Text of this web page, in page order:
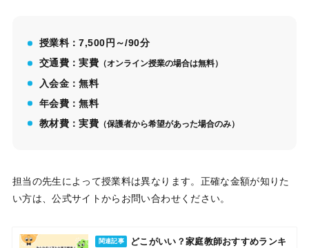
授業料：7,500円～/90分
交通費：実費 （オンライン授業の場合は無料）
入会金：無料
年会費：無料
教材費：実費 （保護者から希望があった場合のみ）
担当の先生によって授業料は異なります。正確な金額が知りた
い方は、公式サイトからお問い合わせください。
関連記事
どこがいい？家庭教師おすすめランキ